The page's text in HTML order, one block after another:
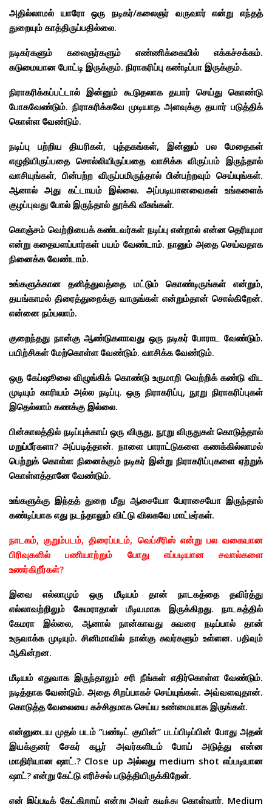
அதில்லாமல் யாரோ ஒரு நடிகர்/கலைஞர் வருவார் என்று எந்தத்
துறையும் காத்திருப்பதில்லை.
நடிகர்களும் கலைஞர்களும் எண்ணிக்கையில் எக்கச்சக்கம்.
கடுமையான போட்டி இருக்கும். நிராகரிப்பு கண்டிப்பா இருக்கும்.
நிராகரிக்கப்பட்டால் இன்னும் கூடுதலாக தயார் செய்து கொண்டு
போகவேண்டும். நிராகரிக்கவே முடியாத அளவுக்கு தயார் படுத்திக்
கொள்ள வேண்டும்.
நடிப்பு பற்றிய தியரிகள், புத்தகங்கள், இன்னும் பல மேதைகள்
எழுதியிருப்பதை சொல்லியிருப்பதை வாசிக்க விருப்பம் இருந்தால்
வாசியுங்கள், பின்பற்ற விருப்பமிருந்தால் பின்பற்றவும் செய்யுங்கள்.
ஆனால் அது கட்டாயம் இல்லை. அப்படியானவைகள் உங்களைக்
குழப்புவது போல் இருந்தால் தூக்கி வீசுங்கள்.
கொஞ்சம் வெற்றியைக் கண்டவர்கள் நடிப்பு என்றால் என்ன தெரியுமா
என்று கதையளப்பார்கள் பயம் வேண்டாம். நானும் அதை செய்வதாக
நினைக்க வேண்டாம்.
உங்களுக்கான தனித்துவத்தை மட்டும் கொண்டிருங்கள் என்றும்,
தயங்காமல் திரைத்துறைக்கு வாருங்கள் என்றும்தான் சொல்கிறேன்.
என்னை நம்பலாம்.
குறைந்தது நான்கு ஆண்டுகளாவது ஒரு நடிகர் போராட வேண்டும்.
பயிற்சிகள் மேற்கொள்ள வேண்டும். வாசிக்க வேண்டும்.
ஒரு கேப்ஷூலை விழுங்கிக் கொண்டு உருமாறி வெற்றிக் கண்டு விட
முடியும் காரியம் அல்ல நடிப்பு. ஒரு நிராகரிப்பு, நூறு நிராகரிப்புகள்
இதெல்லாம் கணக்கு இல்லை.
பின்காலத்தில் நடிப்புக்காய் ஒரு விருது, நூறு விருதுகள் கொடுத்தால்
மறுப்பீர்களா? அப்படித்தான். நாளை பாராட்டுகளை கணக்கில்லாமல்
பெற்றுக் கொள்ள நினைக்கும் நடிகர் இன்று நிராகரிப்புகளை ஏற்றுக்
கொள்ளத்தானே வேண்டும்.
உங்களுக்கு இந்தத் துறை மீது ஆசையோ பேராசையோ இருந்தால்
கண்டிப்பாக எது நடந்தாலும் விட்டு விலகவே மாட்டீர்கள்.
நாடகம், குறும்படம், திரைப்படம், வெப்சீரிஸ் என்று பல வகையான
பிரிவுகளில் பணியாற்றும் போது எப்படியான சவால்களை
உணர்கிறீர்கள்?
இவை எல்லாமும் ஒரு மீடியம் தான் நாடகத்தை தவிர்த்து
எல்லாவற்றிலும் கேமராதான் மீடியமாக இருக்கிறது. நாடகத்தில்
கேமரா இல்லை, ஆனால் நான்காவது சுவரை நடிப்பால் தான்
உருவாக்க முடியும். சினிமாவில் நான்கு சுவர்களும் உள்ளன. பதிவும்
ஆகின்றன.
மீடியம் எதுவாக இருந்தாலும் சரி நீங்கள் எதிர்கொள்ள வேண்டும்.
நடித்தாக வேண்டும். அதை சிறப்பாகச் செய்யுங்கள். அவ்வளவுதான்.
கொடுத்த வேலையை கச்சிதமாக செய்ய உண்மையாக இருங்கள்.
என்னுடைய முதல் படம் ”பண்டிட் குயின்” படப்பிடிப்பின் போது அதன்
இயக்குனர் சேகர் கபூர் அவர்களிடம் போய் அடுத்து என்ன
மாதிரியான ஷாட்.? Close up அல்லது medium shot எப்படியான
ஷாட்? என்று கேட்டு எரிச்சல் படுத்தியிருக்கிறேன்.
ஏன் இப்படிக் கேட்கிறாய் என்று அவர் கடிந்து கொள்வார். Medium